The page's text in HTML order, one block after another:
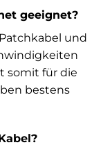
geeignet?
Patchkabel und
somit für die
bestens